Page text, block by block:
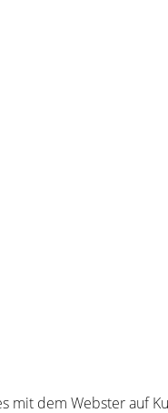
mit dem Webster auf